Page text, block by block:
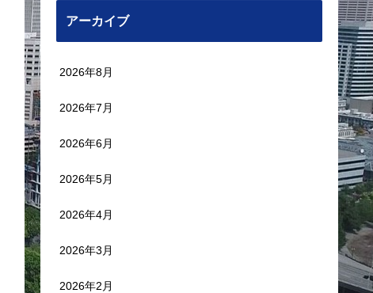
アーカイブ
2026年8月
2026年7月
2026年6月
2026年5月
2026年4月
2026年3月
2026年2月